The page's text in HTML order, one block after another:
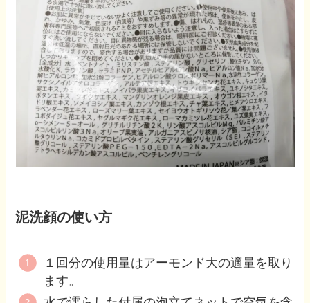
泥洗顔の使い方
１回分の使用量はアーモンド大の適量を取り
ます。